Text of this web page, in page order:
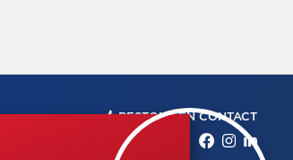
RESTONS EN CONTACT